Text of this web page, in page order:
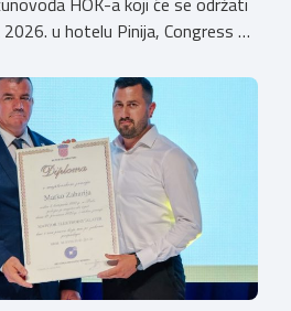
u hotelu Pinija, Congress &
2026. u
predavanje i pozdrav
24. listopada, održavat će se
radionice te okrugli stolovi na